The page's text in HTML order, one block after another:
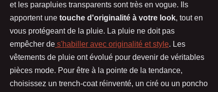
et les parapluies transparents sont très en vogue. Ils
apportent une touche d'originalité à votre look, tout en
vous protégeant de la pluie. La pluie ne doit pas
empêcher de s'habiller avec originalité et style. Les
vêtements de pluie ont évolué pour devenir de véritables
pièces mode. Pour être à la pointe de la tendance,
choisissez un trench-coat réinventé, un ciré ou un poncho